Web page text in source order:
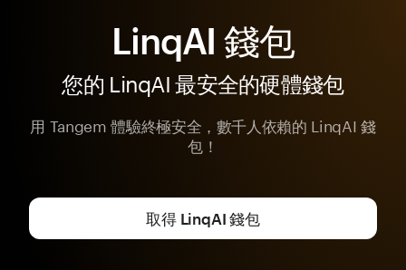
LinqAI 錢包
您的 LinqAI 最安全的硬體錢包
用 Tangem 體驗終極安全，數千人依賴的 LinqAI 錢
包！
取得 LinqAI 錢包